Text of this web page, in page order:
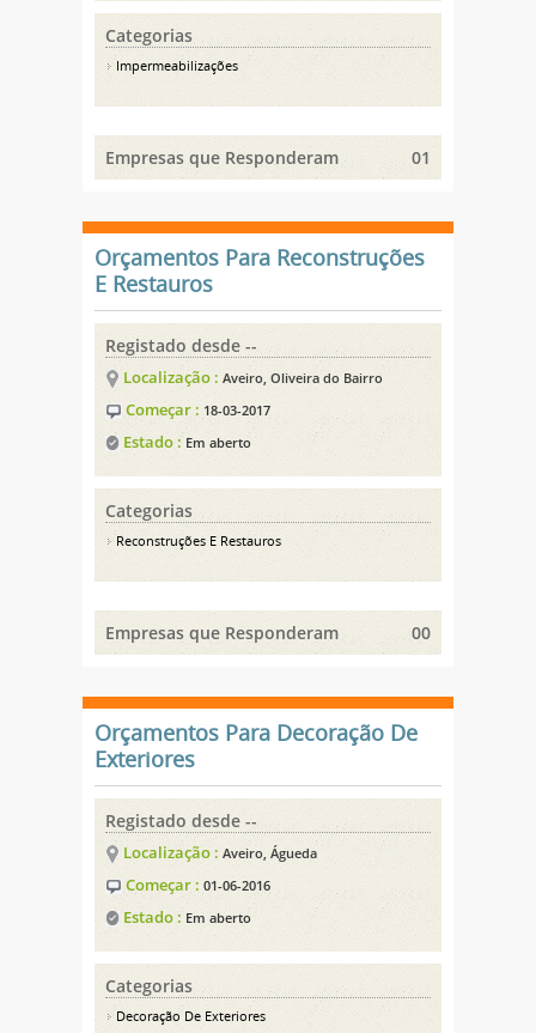
Categorias
Impermeabilizações
Empresas que Responderam 01
Orçamentos Para Reconstruções
E Restauros
Registado desde --
Localização : Aveiro, Oliveira do Bairro
Começar : 18-03-2017
Estado : Em aberto
Categorias
Reconstruções E Restauros
Empresas que Responderam 00
Orçamentos Para Decoração De
Exteriores
Registado desde --
Localização : Aveiro, Águeda
Começar : 01-06-2016
Estado : Em aberto
Categorias
Decoração De Exteriores